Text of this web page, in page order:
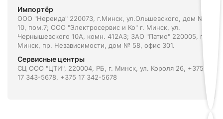
Импортёр
ООО "Нереида" 220073, г.Минск, ул.Ольшевского, дом №
10, пом.7; ООО "Электросервис и Ко" г. Минск, ул.
Чернышевского 10А, комн. 412А3; ЗАО "Патио" 220005, г.
Минск, пр. Независимости, дом № 58, офис 301.
Сервисные центры
СЦ ООО "ЦТИ", 220004, РБ, г. Минск, ул. Короля 26, +375
17 343-5678, +375 17 342-5678